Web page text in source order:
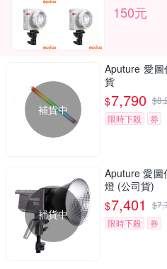
150元
補貨中
Aputure 愛
貨
$7,790 $
限時下殺
券
補貨中
Aputure 愛圖
燈 (公司貨)
$7,401 $
限時下殺
券